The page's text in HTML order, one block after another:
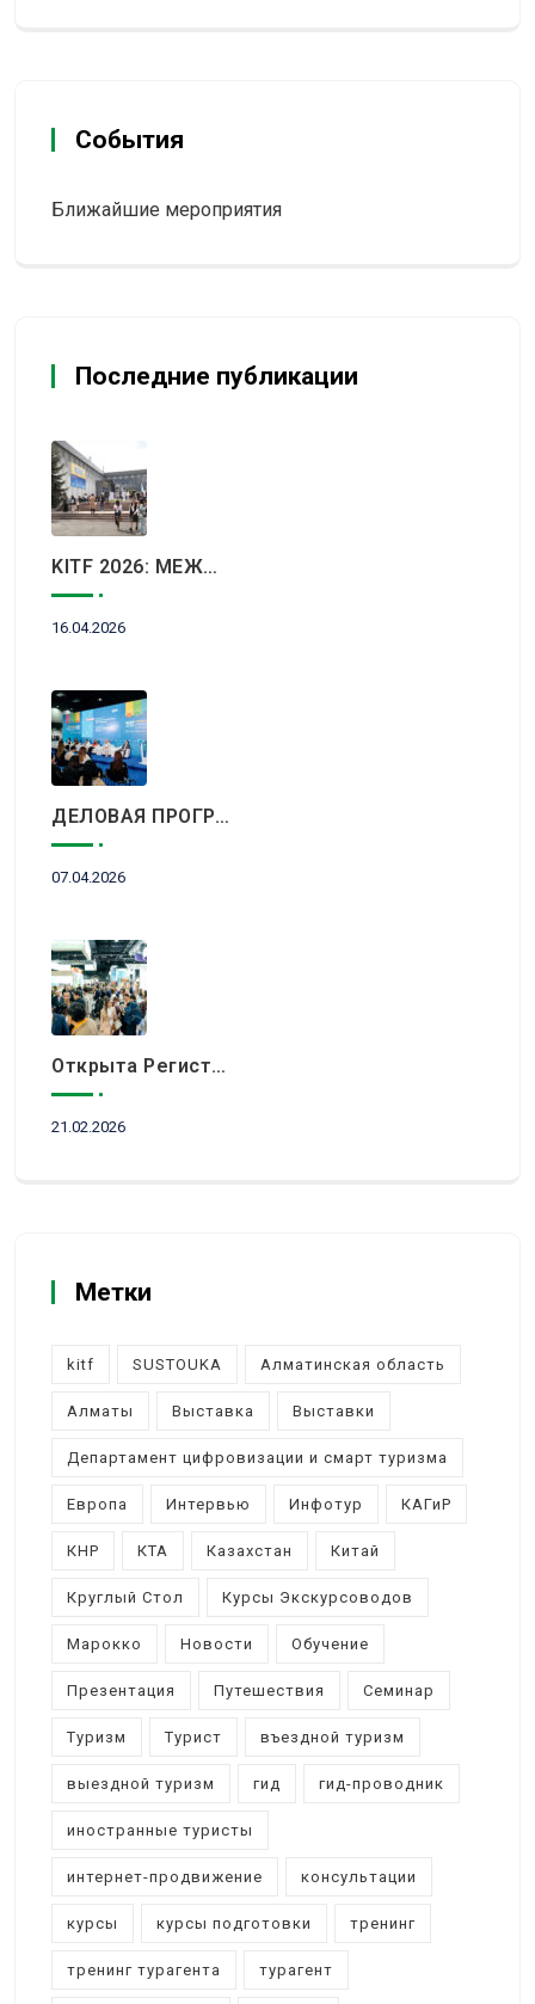
События
Ближайшие мероприятия
Последние публикации
KITF 2026: МЕЖДУНАРОДНЫЙ ТУРИСТИЧЕСКИЙ РЫНОК ВСТРЕТИТСЯ В АЛМАТЫ
16.04.2026
ДЕЛОВАЯ ПРОГРАММА KITF 2026: ВАЖНЕЙШИЕ АСПЕКТЫ РЫНКА ТУРИЗМА В НОВОЙ РЕАЛЬНОСТИ ОБСУДЯТ В АЛМАТЫ
07.04.2026
Открыта Регистрация Посетителей На KITF 2026 — Ключевое Событие Туристической Отрасли Центральной Азии
21.02.2026
Метки
kitf SUSTOUKA Алматинская область
Алматы Выставка Выставки
Департамент цифровизации и смарт туризма
Европа Интервью Инфотур КАГиР
КНР КТА Казахстан Китай
Круглый Стол Курсы Экскурсоводов
Марокко Новости Обучение
Презентация Путешествия Семинар
Туризм Турист въездной туризм
выездной туризм гид гид-проводник
иностранные туристы
интернет-продвижение консультации
курсы курсы подготовки тренинг
тренинг турагента турагент